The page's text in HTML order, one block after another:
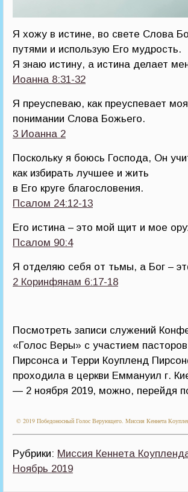
Я хожу в истине, во свете Слова
путями и использую Его мудрость.
Я знаю истину, а истина делает
Иоанна 8:31-32
Я преуспеваю, как преуспевает
понимании Слова Божьего.
3 Иоанна 2
Поскольку я боюсь Господа, Он
как избирать лучшее и жить
в Его круге благословения.
Псалом 24:12-13
Его истина – это мой щит и мое
Псалом 90:4
Я отделяю себя от тьмы, а Бог –
2 Коринфянам 6:17-18
Посмотреть записи служений
«Голос Веры» с участием
Пирсонса и Терри Коупленд
проходила в церкви Еммануил г.
— 2 ноября 2019, можно, перейдя
© 2019 Победоносный Голос Верующего. Миссия Кеннета
Рубрики: Миссия Кеннета
Ноябрь 2019